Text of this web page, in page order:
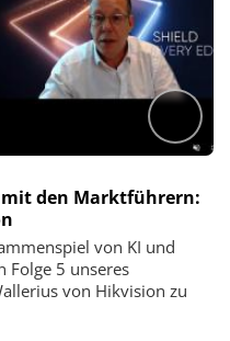
mit den Marktführern:
von KI und
Folge 5 unseres
von Hikvision zu